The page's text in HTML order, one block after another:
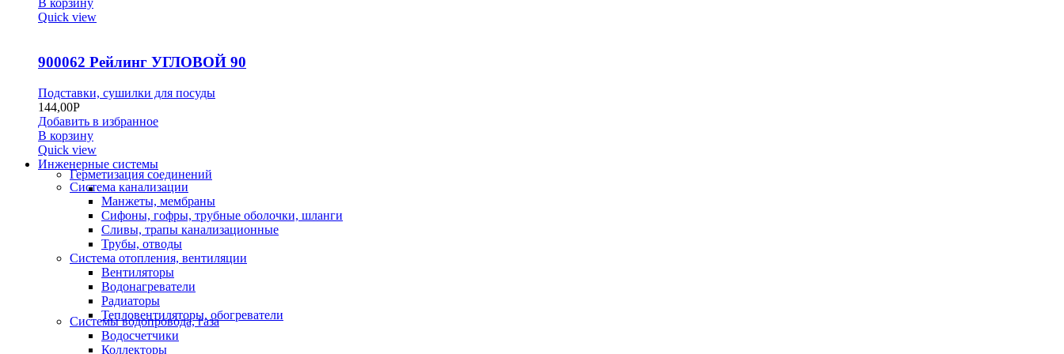
В корзину
Quick view
900062 Рейлинг УГЛОВОЙ 90
Подставки, сушилки для посуды
144,00Р
Добавить в избранное
В корзину
Quick view
Инженерные системы
Герметизация соединений
Система канализации
Манжеты, мембраны
Сифоны, гофры, трубные оболочки, шланги
Сливы, трапы канализационные
Трубы, отводы
Система отопления, вентиляции
Вентиляторы
Водонагреватели
Радиаторы
Тепловентиляторы, обогреватели
Системы водопровода, газа
Водосчетчики
Коллекторы